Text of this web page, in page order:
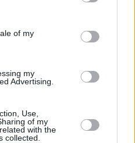
and its third-party tags to
purposes in below Google
of my
my
Advertising.
Use,
of my
with the
collected.